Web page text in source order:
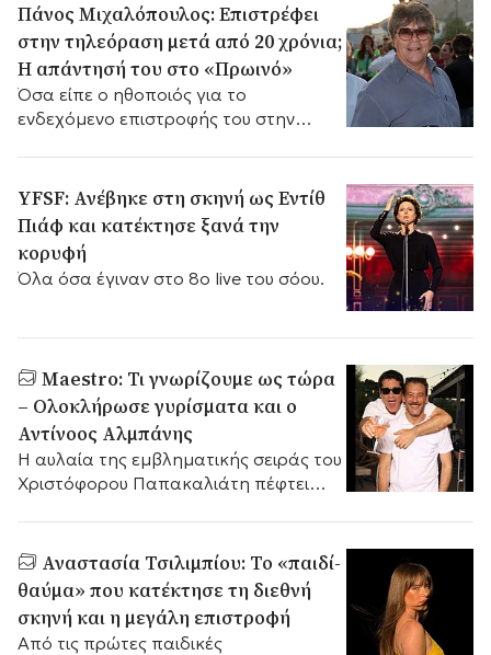
Πάνος Μιχαλόπουλος: Επιστρέφει
στην τηλεόραση μετά από 20 χρόνια;
Η απάντησή του στο «Πρωινό»
Όσα είπε ο ηθοποιός για το
ενδεχόμενο επιστροφής του στην
YFSF: Ανέβηκε στη σκηνή ως Εντίθ
Πιάφ και κατέκτησε ξανά την
κορυφή
Όλα όσα έγιναν στο 8ο live του σόου.
Maestro: Τι γνωρίζουμε ως τώρα
– Ολοκλήρωσε γυρίσματα και ο
Αντίνοος Αλμπάνης
Η αυλαία της εμβληματικής σειράς του
Χριστόφορου Παπακαλιάτη πέφτει
Αναστασία Τσιλιμπίου: Το «παιδί-
θαύμα» που κατέκτησε τη διεθνή
σκηνή και η μεγάλη επιστροφή
Από τις πρώτες παιδικές